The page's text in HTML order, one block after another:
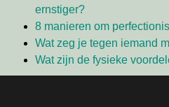
ernstiger?
8 manieren om
Wat zeg je tegen iemand
Wat zijn de fysieke